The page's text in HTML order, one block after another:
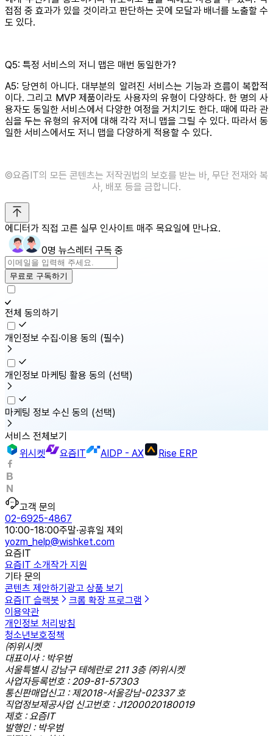
접점 중 효과가 있을 것이라고 판단하는 곳에 모달과 배너를 노출할 수
도 있다.
Q5: 특정 서비스의 저니 맵은 매번 동일한가?
A5: 당연히 아니다. 대부분의 알려진 서비스는 기능과 흐름이 복합적
이다. 그리고 MVP 제품이라도 사용자의 유형이 다양하다. 한 명의 사
용자도 동일한 서비스에서 다양한 여정을 거치기도 한다. 때에 따라 관
심을 두는 유형의 유저에 대해 각각 저니 맵을 그릴 수 있다. 따라서 동
일한 서비스에서도 저니 맵을 다양하게 적용할 수 있다.
©️요즘IT의 모든 콘텐츠는 저작권법의 보호를 받는 바, 무단 전재와 복
사, 배포 등을 금합니다.
에디터가 직접 고른 실무 인사이트 매주 목요일에 만나요.
0명 뉴스레터 구독 중
무료로 구독하기
전체 동의하기
개인정보 수집·이용 동의 (필수)
개인정보 마케팅 활용 동의 (선택)
마케팅 정보 수신 동의 (선택)
서비스 전체보기
위시켓
요즘IT AIDP - AX Rise ERP
고객 문의
02-6925-4867
10:00-18:00주말·공휴일 제외
yozm_help@wishket.com
요즘IT
요즘IT 소개작가 지원
기타 문의
콘텐츠 제안하기광고 상품 보기
요즘IT 슬랙봇
크롬 확장 프로그램
이용약관
개인정보 처리방침
청소년보호정책
㈜위시켓
대표이사 : 박우범
서울특별시 강남구 테헤란로 211 3층 ㈜위시켓
사업자등록번호 : 209-81-57303
통신판매업신고 : 제2018-서울강남-02337 호
직업정보제공사업 신고번호 : J1200020180019
제호 : 요즘IT
발행인 : 박우범